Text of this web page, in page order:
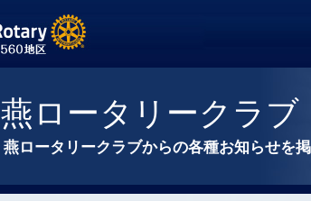
燕ロータリークラブ
燕ロータリークラブからの各種お知らせを